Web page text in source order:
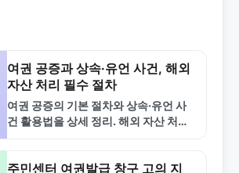
여권 공증과 상속·유언 사건, 해외
자산 처리 필수 절차
여권 공증의 기본 절차와 상속·유언 사
건 활용법을 상세 정리. 해외 자산 처리
주민센터 여권발급 창구 고의 지